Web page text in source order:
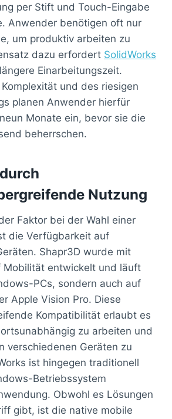
per Stift und Touch-Eingabe
Anwender benötigen oft nur
um produktiv arbeiten zu
dazu erfordert SolidWorks
Einarbeitungszeit.
und des riesigen
planen Anwender hierfür
Monate ein, bevor sie die
beherrschen.
Nutzung
Faktor bei der Wahl einer
die Verfügbarkeit auf
Shapr3D wurde mit
Mobilität entwickelt und läuft
PCs, sondern auch auf
Apple Vision Pro. Diese
Kompatibilität erlaubt es
zu arbeiten und
verschiedenen Geräten zu
ist hingegen traditionell
Betriebssystem
Obwohl es Lösungen
gibt, ist die native mobile